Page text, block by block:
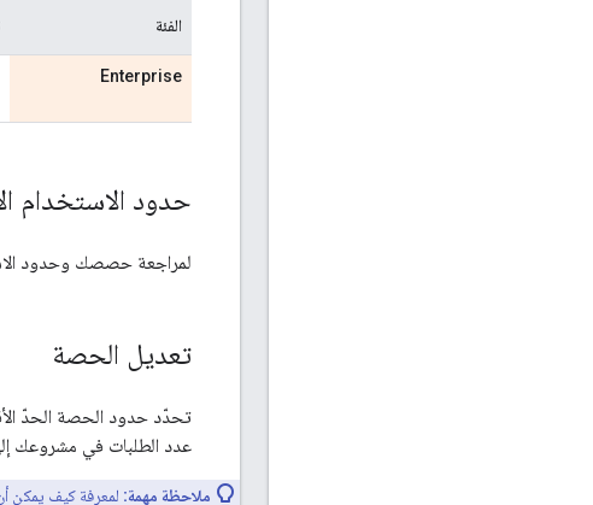
الفئة
Enterprise
حدود الاستخدام
لمراجعة حصصك وحدود
تعديل الحصة
تحدّد حدود الحصة الحدّ
عدد الطلبات في مشروعك
ملاحظة مهمة: لمعرفة كيف يمكن